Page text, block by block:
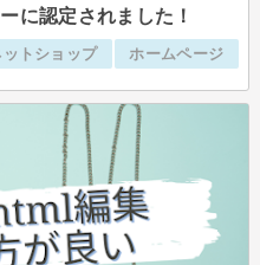
に認定されました！
ットショップ ホームページ